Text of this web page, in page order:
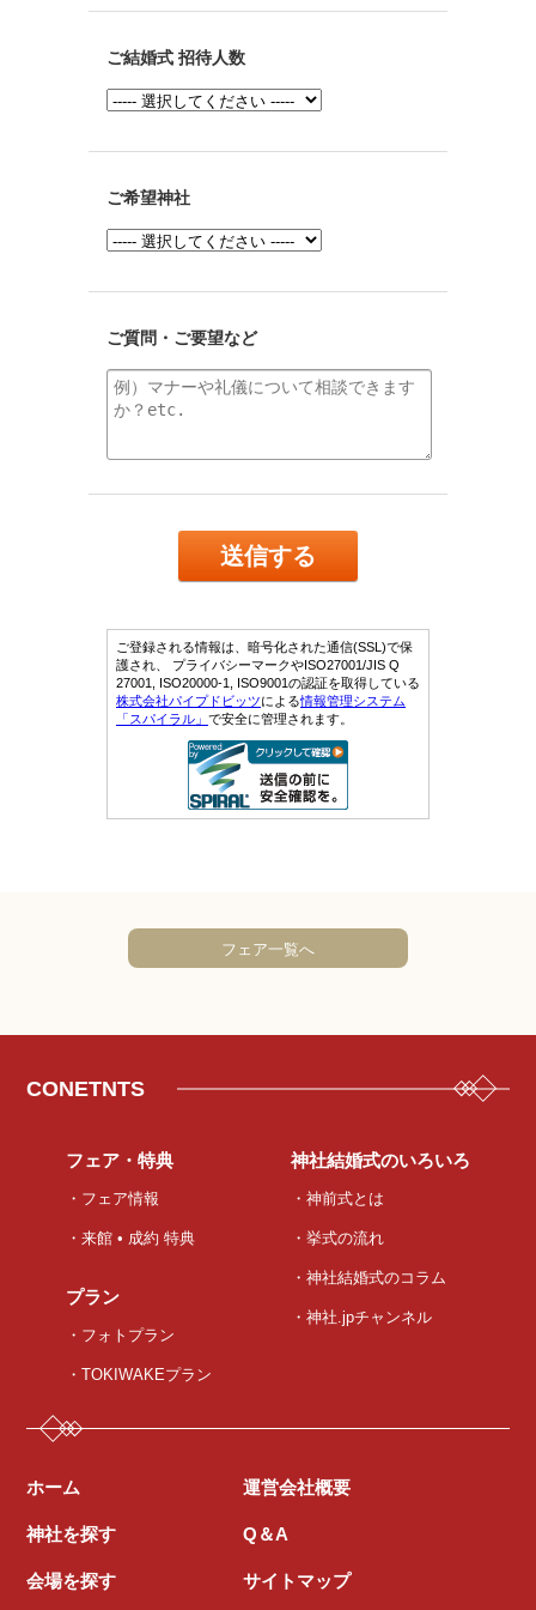
フェア一覧へ
CONETNTS
フェア・特典
・フェア情報
・来館 • 成約 特典
プラン
・フォトプラン
・TOKIWAKEプラン
神社結婚式のいろいろ
・神前式とは
・挙式の流れ
・神社結婚式のコラム
・神社.jpチャンネル
ホーム
神社を探す
会場を探す
運営会社概要
Q＆A
サイトマップ